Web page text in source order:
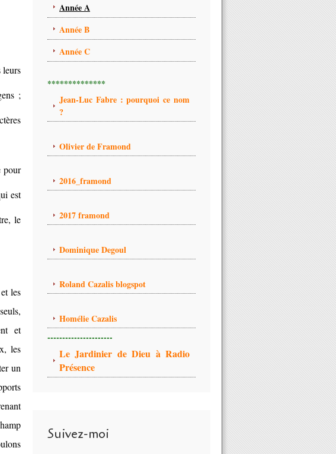
leurs
;
pour
est
le
les
et
les
un
Année A
Année B
Année C
**************
Jean-Luc Fabre : pourquoi ce nom
?
Olivier de Framond
2016_framond
2017 framond
Dominique Degoul
Roland Cazalis blogspot
Homélie Cazalis
----------------------
Le Jardinier de Dieu à Radio
Présence
Suivez-moi